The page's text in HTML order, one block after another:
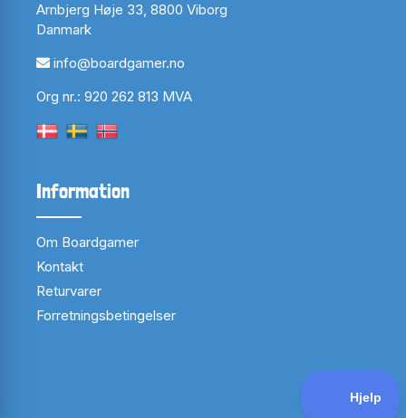
Arnbjerg Høje 33, 8800 Viborg
Danmark
info@boardgamer.no
Org nr.: 920 262 813 MVA
Information
Om Boardgamer
Kontakt
Returvarer
Forretningsbetingelser